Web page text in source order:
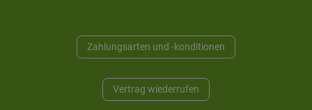
Zahlungsarten und -konditionen
Vertrag wiederrufen